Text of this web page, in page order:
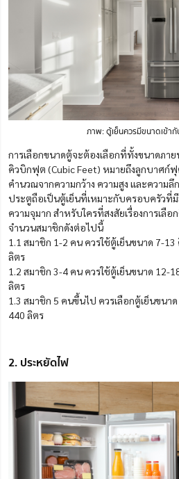
ภาพ: ตู้เย็นควรมีขนาดเข้า
การเลือกขนาดตู้จะต้องเลือกที่ทั้งขนาดภา
คิวบิกฟุต (Cubic Feet) หมายถึงลูกบาศก์
คำนวณจากความกว้าง ความสูง และความลึ
ประตูถือเป็นตู้เย็นที่เหมาะกับครอบครัวที่
ความจุมาก สำหรับใครที่สงสัยเรื่องการเลือ
จำนวนสมาชิกดังต่อไปนี้
1.1 สมาชิก 1-2 คน ควรใช้ตู้เย็นขนาด 7-
ลิตร
1.2 สมาชิก 3-4 คน ควรใช้ตู้เย็นขนาด 12-
ลิตร
1.3 สมาชิก 5 คนขึ้นไป ควรเลือกตู้เย็นขน
440 ลิตร
2. ประหยัดไฟ